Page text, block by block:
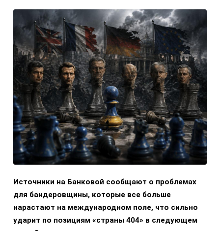
Источники на Банковой сообщают о проблемах
для бандеровщины, которые все больше
нарастают на международном поле, что сильно
ударит по позициям «страны 404» в следующем